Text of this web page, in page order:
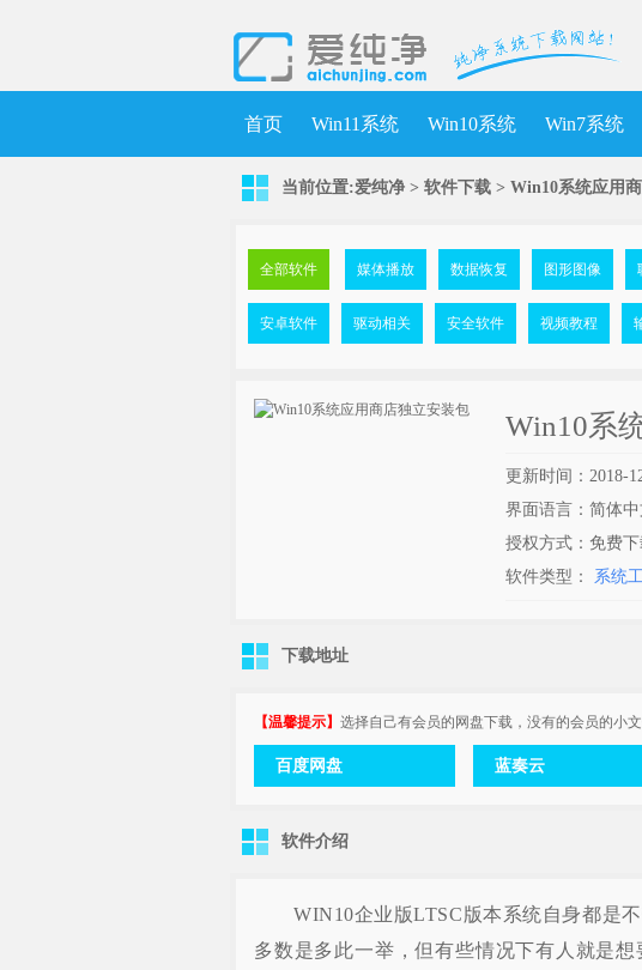
首页 Win11系统 Win10系统 Win7系统
当前位置:爱纯净 > 软件下载 > Win10系统应用
全部软件 媒体播放 数据恢复 图形图像
安卓软件 驱动相关 安全软件 视频教程
Win10系
更新时间：2018-
界面语言：简体中
授权方式：免费
软件类型： 系统
下载地址
【温馨提示】 选择自己有会员的网盘下载，没有的会员的小
百度网盘 蓝奏云
软件介绍
WIN10企业版LTSC版本系统自身都是不
多数是多此一举，但有些情况下有人就是